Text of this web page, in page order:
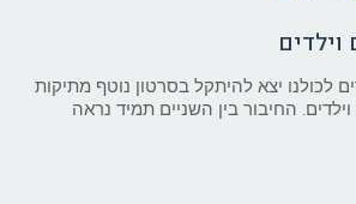
וילדים
לכולנו יצא להיתקל בסרטון נוטף מתיקות
החיבור בין השניים תמיד נראה